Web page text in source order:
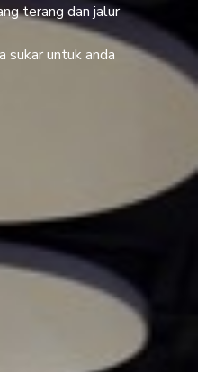
terang dan jalur
untuk anda